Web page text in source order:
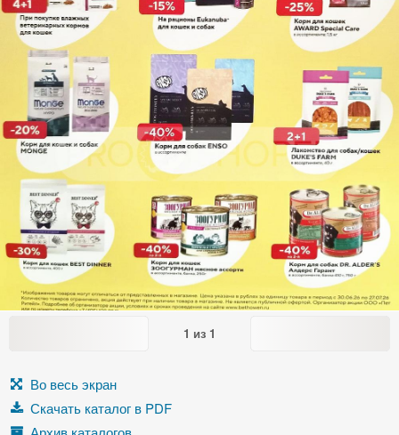
1 из 1
Во весь экран
Скачать каталог в PDF